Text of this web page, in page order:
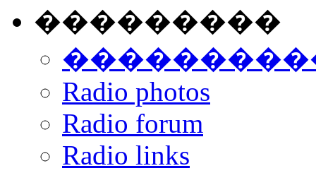
���������
Radio photos
Radio forum
Radio links